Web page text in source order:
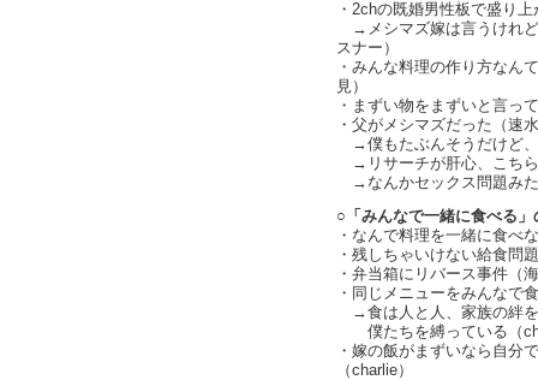
・2chの既婚男性板で盛り
→メシマズ嫁は言うけれど
スナー）
・みんな料理の作り方なん
見）
・まずい物をまずいと言っ
・父がメシマズだった（速
→僕もたぶんそうだけど
→リサーチが肝心、こちら
→なんかセックス問題み
○「みんなで一緒に食べる」
・なんで料理を一緒に食べ
・残しちゃいけない給食問
・弁当箱にリバース事件（
・同じメニューをみんなで
→食は人と人、家族の絆
僕たちを縛っている（
・嫁の飯がまずいなら自分
（charlie）